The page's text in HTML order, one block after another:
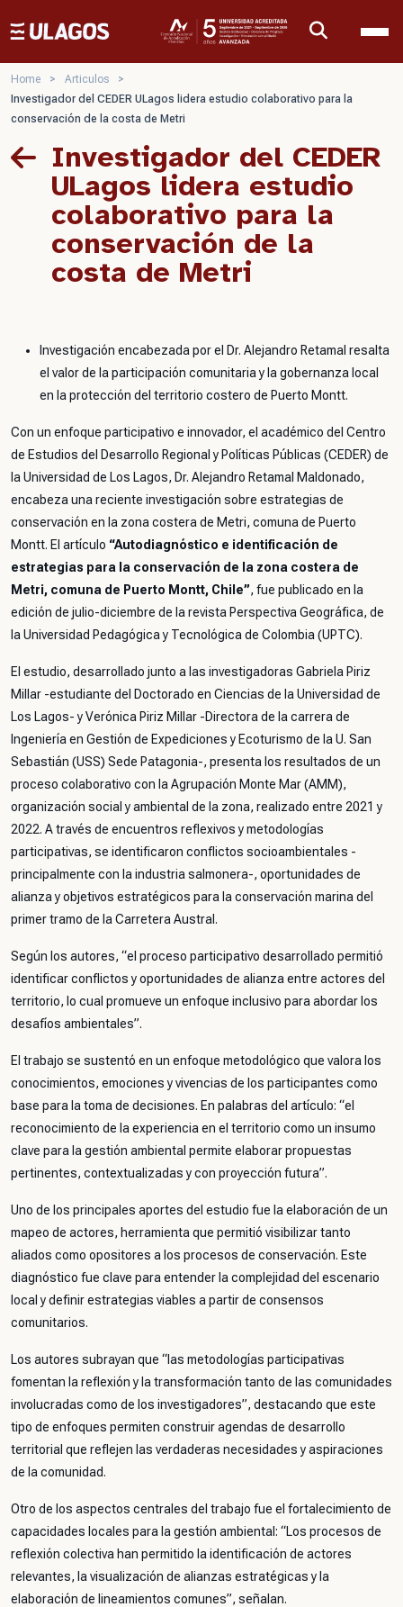
Ulagos Template
Home > Articulos
>
Investigador del CEDER ULagos lidera estudio colaborativo para la
conservación de la costa de Metri
Investigador del CEDER
ULagos lidera estudio
colaborativo para la
conservación de la
costa de Metri
Investigación encabezada por el Dr. Alejandro Retamal resalta
el valor de la participación comunitaria y la gobernanza local
en la protección del territorio costero de Puerto Montt.
Con un enfoque participativo e innovador, el académico del Centro
de Estudios del Desarrollo Regional y Políticas Públicas (CEDER) de
la Universidad de Los Lagos, Dr. Alejandro Retamal Maldonado,
encabeza una reciente investigación sobre estrategias de
conservación en la zona costera de Metri, comuna de Puerto
Montt. El artículo “Autodiagnóstico e identificación de
estrategias para la conservación de la zona costera de
Metri, comuna de Puerto Montt, Chile”, fue publicado en la
edición de julio-diciembre de la revista Perspectiva Geográfica, de
la Universidad Pedagógica y Tecnológica de Colombia (UPTC).
El estudio, desarrollado junto a las investigadoras Gabriela Piriz
Millar -estudiante del Doctorado en Ciencias de la Universidad de
Los Lagos- y Verónica Piriz Millar -Directora de la carrera de
Ingeniería en Gestión de Expediciones y Ecoturismo de la U. San
Sebastián (USS) Sede Patagonia-, presenta los resultados de un
proceso colaborativo con la Agrupación Monte Mar (AMM),
organización social y ambiental de la zona, realizado entre 2021 y
2022. A través de encuentros reflexivos y metodologías
participativas, se identificaron conflictos socioambientales -
principalmente con la industria salmonera-, oportunidades de
alianza y objetivos estratégicos para la conservación marina del
primer tramo de la Carretera Austral.
Según los autores, “el proceso participativo desarrollado permitió
identificar conflictos y oportunidades de alianza entre actores del
territorio, lo cual promueve un enfoque inclusivo para abordar los
desafíos ambientales”.
El trabajo se sustentó en un enfoque metodológico que valora los
conocimientos, emociones y vivencias de los participantes como
base para la toma de decisiones. En palabras del artículo: “el
reconocimiento de la experiencia en el territorio como un insumo
clave para la gestión ambiental permite elaborar propuestas
pertinentes, contextualizadas y con proyección futura”.
Uno de los principales aportes del estudio fue la elaboración de un
mapeo de actores, herramienta que permitió visibilizar tanto
aliados como opositores a los procesos de conservación. Este
diagnóstico fue clave para entender la complejidad del escenario
local y definir estrategias viables a partir de consensos
comunitarios.
Los autores subrayan que “las metodologías participativas
fomentan la reflexión y la transformación tanto de las comunidades
involucradas como de los investigadores”, destacando que este
tipo de enfoques permiten construir agendas de desarrollo
territorial que reflejen las verdaderas necesidades y aspiraciones
de la comunidad.
Otro de los aspectos centrales del trabajo fue el fortalecimiento de
capacidades locales para la gestión ambiental: “Los procesos de
reflexión colectiva han permitido la identificación de actores
relevantes, la visualización de alianzas estratégicas y la
elaboración de lineamientos comunes”, señalan.